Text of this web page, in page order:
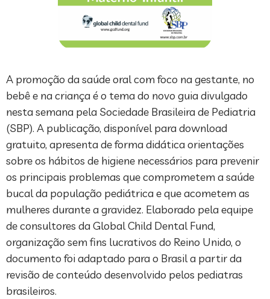
A promoção da saúde oral com foco na gestante, no
bebê e na criança é o tema do novo guia divulgado
nesta semana pela Sociedade Brasileira de Pediatria
(SBP). A publicação, disponível para download
gratuito, apresenta de forma didática orientações
sobre os hábitos de higiene necessários para prevenir
os principais problemas que comprometem a saúde
bucal da população pediátrica e que acometem as
mulheres durante a gravidez. Elaborado pela equipe
de consultores da Global Child Dental Fund,
organização sem fins lucrativos do Reino Unido, o
documento foi adaptado para o Brasil a partir da
revisão de conteúdo desenvolvido pelos pediatras
brasileiros.